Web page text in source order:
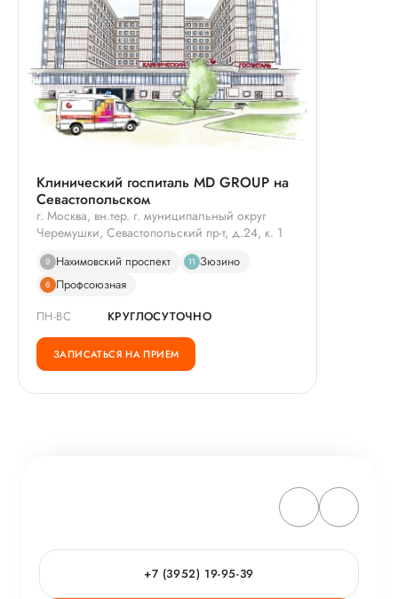
Клинический госпиталь MD GROUP на
Севастопольском
г. Москва, вн.тер. г. муниципальный округ
Черемушки, Севастопольский пр-т, д.24, к. 1
9 Нахимовский проспект 11 Зюзино
6
Профсоюзная
ПН-ВС
КРУГЛОСУТОЧНО
ЗАПИСАТЬСЯ НА ПРИЕМ
+7 (3952) 19-95-39